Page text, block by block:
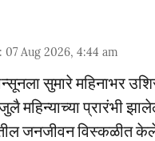
: 07 Aug 2026, 4:44 am
सुमारे महिनाभर
महिन्याच्या प्रारंभी
जनजीवन विस्कळीत